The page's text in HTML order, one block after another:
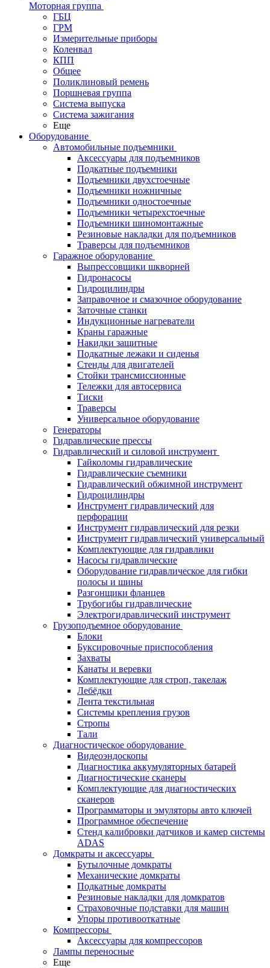
Моторная группа
ГБЦ
ГРМ
Измерительные приборы
Коленвал
КПП
Общее
Поликлиновый ремень
Поршневая группа
Система выпуска
Система зажигания
Еще
Оборудование
Автомобильные подъемники
Аксессуары для подъемников
Подкатные подъемники
Подъемники двухстоечные
Подъемники ножничные
Подъемники одностоечные
Подъемники четырехстоечные
Подъемники шиномонтажные
Резиновые накладки для подъемников
Траверсы для подъемников
Гаражное оборудование
Выпрессовщики шкворней
Гидронасосы
Гидроцилиндры
Заправочное и смазочное оборудование
Заточные станки
Индукционные нагреватели
Краны гаражные
Накидки защитные
Подкатные лежаки и сиденья
Стенды для двигателей
Стойки трансмиссионные
Тележки для автосервиса
Тиски
Траверсы
Универсальное оборудование
Генераторы
Гидравлические прессы
Гидравлический и силовой инструмент
Гайколомы гидравлические
Гидравлические съемники
Гидравлический обжимной инструмент
Гидроцилиндры
Инструмент гидравлический для
перфорации
Инструмент гидравлический для резки
Инструмент гидравлический универсальный
Комплектующие для гидравлики
Насосы гидравлические
Оборудование гидравлическое для гибки
полосы и шины
Разгонщики фланцев
Трубогибы гидравлические
Электрогидравлический инструмент
Грузоподъемное оборудование
Блоки
Буксировочные приспособления
Захваты
Канаты и веревки
Комплектующие для строп, такелаж
Лебёдки
Лента текстильная
Системы крепления грузов
Стропы
Тали
Диагностическое оборудование
Видеоэндоскопы
Диагностика аккумуляторных батарей
Диагностические сканеры
Комплектующие для диагностических
сканеров
Программаторы и эмуляторы авто ключей
Программное обеспечение
Стенд калибровки датчиков и камер системы
ADAS
Домкраты и аксессуары
Бутылочные домкраты
Механические домкраты
Подкатные домкраты
Резиновые накладки для домкратов
Страховочные подставки для машин
Упоры противооткатные
Компрессоры
Аксессуары для компрессоров
Лампы переносные
Еще